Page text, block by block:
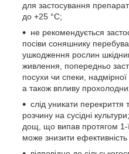
для застосування
до +25 °С;
не рекомендується
посіви соняшнику
ушкодження рослин
живлення, попередньо
посухи чи спеки, надмірної
а також впливу
слід уникати
розчину на сусідні культури;
дощ, що випав протягом 1-
може знизити ефективність